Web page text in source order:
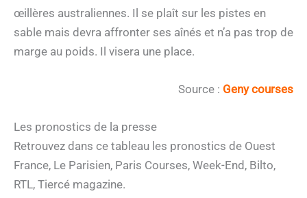
œillères australiennes. Il se plaît sur les pistes en
sable mais devra affronter ses aînés et n’a pas trop de
marge au poids. Il visera une place.
Source : Geny courses
Les pronostics de la presse
Retrouvez dans ce tableau les pronostics de Ouest
France, Le Parisien, Paris Courses, Week-End, Bilto,
RTL, Tiercé magazine.